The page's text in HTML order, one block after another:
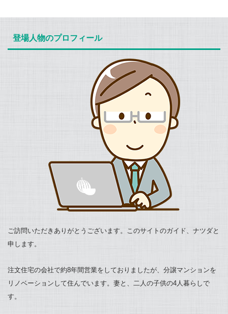
を立ち上げました。 参考
（https://iitan.jp/） 『イイ
かもしれませんが、ずっ
はどうなっ ...
す。 子供たちが片付けた
例もあれば、親が自ら片
も、祖父母が暮らしてい
た空き家を両親や伯父伯
母と一緒に四苦八苦しな
がら片付けた経験があり
ます。ですので「そうそ
う！」とか「あっ、そう
記憶を呼び起こしながら
読みました。 これから親
の家を片付ける人には、
とても参考になる本だと
思います。 親は自分 ...
合に行政代執行で撤去で
きるようになりました。
新聞によると、2011年か
ら15年までに撤去した行
政代執行は29件あったそ
うです。 行政代執行によ
る空き家撤去件数 2011
年・・・1件 2012
年・・・1件 2013
年・・・6件 2014
年・・・7件 2015
年・・・14件 ← 特措法
の施行で急増 空き家の解
...
登場人物のプロフィール
ご訪問いただきありがとうございます。このサイトのガイド、ナツダと
申します。
注文住宅の会社で約8年間営業をしておりましたが、分譲マンションを
リノベーションして住んでいます。妻と、二人の子供の4人暮らしで
す。